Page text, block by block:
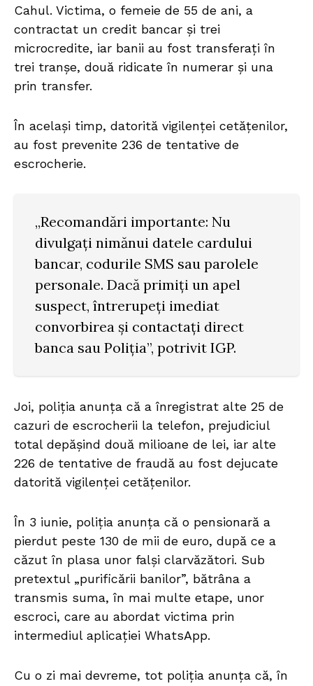
Cahul. Victima, o femeie de 55 de ani, a
contractat un credit bancar și trei
microcredite, iar banii au fost transferați în
trei tranșe, două ridicate în numerar și una
prin transfer.
În același timp, datorită vigilenței cetățenilor,
au fost prevenite 236 de tentative de
escrocherie.
„Recomandări importante: Nu
divulgați nimănui datele cardului
bancar, codurile SMS sau parolele
personale. Dacă primiți un apel
suspect, întrerupeți imediat
convorbirea și contactați direct
banca sau Poliția”, potrivit IGP.
Joi, poliția anunța că a înregistrat alte 25 de
cazuri de escrocherii la telefon, prejudiciul
total depășind două milioane de lei, iar alte
226 de tentative de fraudă au fost dejucate
datorită vigilenței cetățenilor.
În 3 iunie, poliția anunța că o pensionară a
pierdut peste 130 de mii de euro, după ce a
căzut în plasa unor falși clarvăzători. Sub
pretextul „purificării banilor”, bătrâna a
transmis suma, în mai multe etape, unor
escroci, care au abordat victima prin
intermediul aplicației WhatsApp.
Cu o zi mai devreme, tot poliția anunța că, în